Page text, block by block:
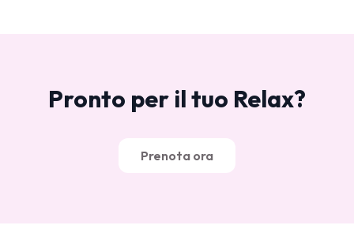
Pronto per il tuo Relax?
Prenota ora